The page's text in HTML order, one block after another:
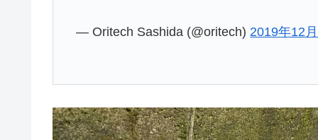
— Oritech Sashida (@oritech) 2019年12